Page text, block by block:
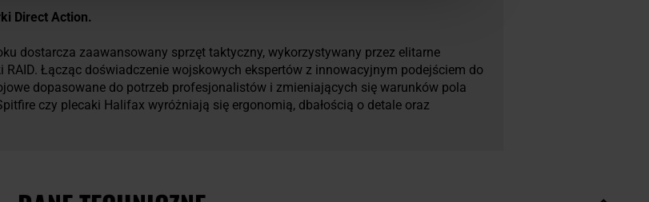
Direct Action.
dostarcza zaawansowany sprzęt taktyczny, wykorzystywany przez elitarne
RAID. Łącząc doświadczenie wojskowych ekspertów z innowacyjnym podejściem do
dopasowane do potrzeb profesjonalistów i zmieniających się warunków pola
czy plecaki Halifax wyróżniają się ergonomią, dbałością o detale oraz